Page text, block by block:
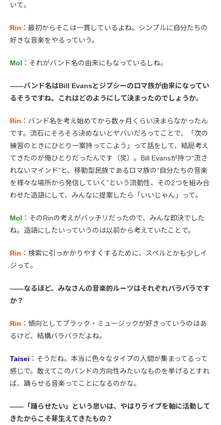
いて。
Rin ：最初からそこは一貫しているよね。シンプルに自分たちの
好きな音楽をやるっていう。
Mol ：それがバンド名の由来にもなっているしね。
――バンド名はBill Evansとジプシーのロマ族が由来になってい
るそうですね。これはどのようにして決まったのでしょうか。
Rin ：バンド名を考え始めてから数ヶ月くらい決まらなかったん
です。流石にそろそろ決めないとヤバいだろってことで、「次の
練習のときにひとり一案持ってこよう」って話をして、結局考え
てきたのが俺ひとりだったんです（笑）。Bill Evansが持つ“流さ
れないマインド”と、移動型民族であるロマ族の“自分たちの音楽
を様々な場所から発信していく”という流動性、その2つを組み合
わせた造語にして、みんなに提案したら「いいじゃん」って。
Mol ：そのRinの考えがバッチリだったので、みんな即決でした
ね。造語にしたいっていうのは以前から考えていたことで。
Rin ：検索に引っかかりやすくするために、スペルとかも少しイ
ジって。
――なるほど。みなさんの音楽的ルーツはそれぞれバラバラです
か？
Rin ：傾向としてブラック・ミュージックが好きっていうのはあ
るけど、結構バラバラだよね。
Taisei ：そうだね。本当に色々なタイプの人間が集まってるって
感じで。敢えてこのバンドの方向性みたいなものを挙げるとすれ
ば、踊らせる音楽ってことになるのかな。
――「踊らせたい」という思いは、やはりライブを軸に活動して
きたからこそ芽生えてきたもの？